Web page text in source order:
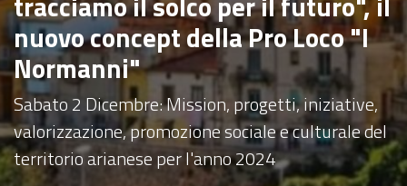
nuovo concept della Pro Loco "I
Normanni"
Sabato 2 Dicembre: Mission, progetti, iniziative,
valorizzazione, promozione sociale e culturale del
territorio arianese per l'anno 2024